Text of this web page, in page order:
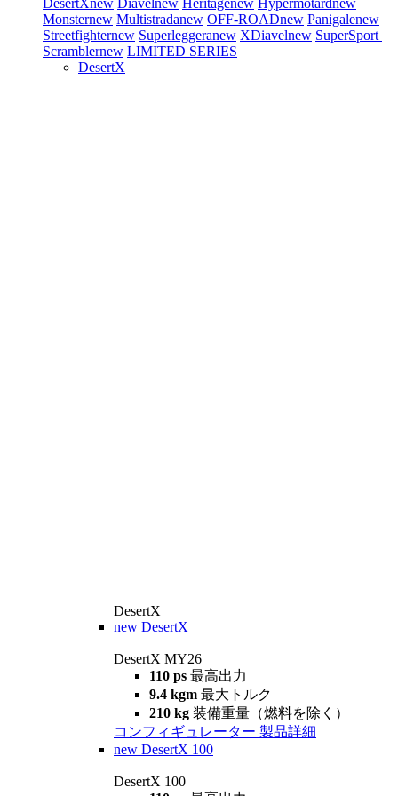
DesertXnew Diavelnew Heritagenew Hypermotardnew
Monsternew Multistradanew OFF-ROADnew Panigalenew
Streetfighternew Superleggeranew XDiavelnew SuperSport
Scramblernew LIMITED SERIES
DesertX
DesertX
new DesertX
DesertX MY26
110 ps 最高出力
9.4 kgm 最大トルク
210 kg 装備重量（燃料を除く）
コンフィギュレーター 製品詳細
new DesertX 100
DesertX 100